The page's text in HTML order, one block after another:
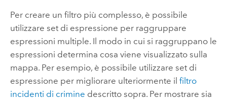
Per creare un filtro più complesso, è possibile
utilizzare set di espressione per raggruppare
espressioni multiple. Il modo in cui si raggruppano le
espressioni determina cosa viene visualizzato sulla
mappa. Per esempio, è possibile utilizzare set di
espressione per migliorare ulteriormente il filtro
incidenti di crimine descritto sopra. Per mostrare sia